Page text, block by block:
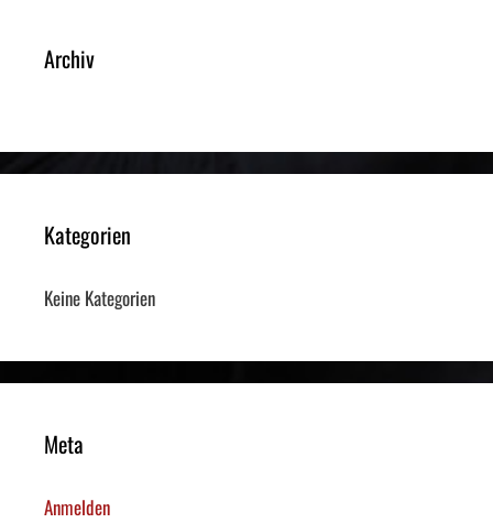
Archiv
Kategorien
Keine Kategorien
Meta
Anmelden